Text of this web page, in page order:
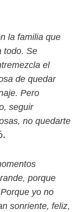
la familia que
todo. Se
el
de quedar
Pero
seguir
no quedarte
porque
yo no
sonriente, feliz,